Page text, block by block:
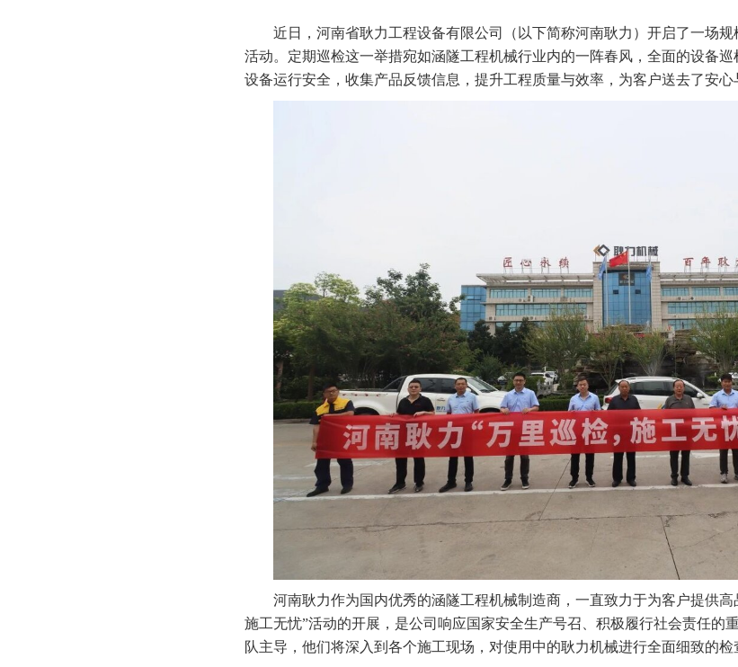
JSY-150矿用搅拌机
SPB8湿式混凝土喷射机
近日，河南省耿力工程设备有限公司（以下简称河南耿力）开启了一场规
活动。定期巡检这一举措宛如涵隧工程机械行业内的一阵春风，全面的设备
设备运行安全，收集产品反馈信息，提升工程质量与效率，为客户送去了安心
河南耿力作为国内优秀的涵隧工程机械制造商，一直致力于为客户提供
施工无忧”活动的开展，是公司响应国家安全生产号召、积极履行社会责任的
队主导，他们将深入到各个施工现场，对使用中的耿力机械进行全面细致的检